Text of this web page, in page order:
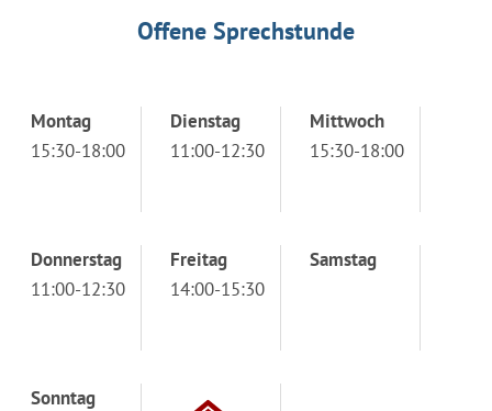
Offene Sprechstunde
Montag
15:30-18:00
Dienstag
11:00-12:30
Mittwoch
15:30-18:00
Donnerstag
11:00-12:30
Freitag
14:00-15:30
Samstag
Sonntag